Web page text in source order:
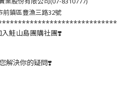
前鎮區豐漁三路32號
鮭山島團購社團❣️
解決你的疑問❣️